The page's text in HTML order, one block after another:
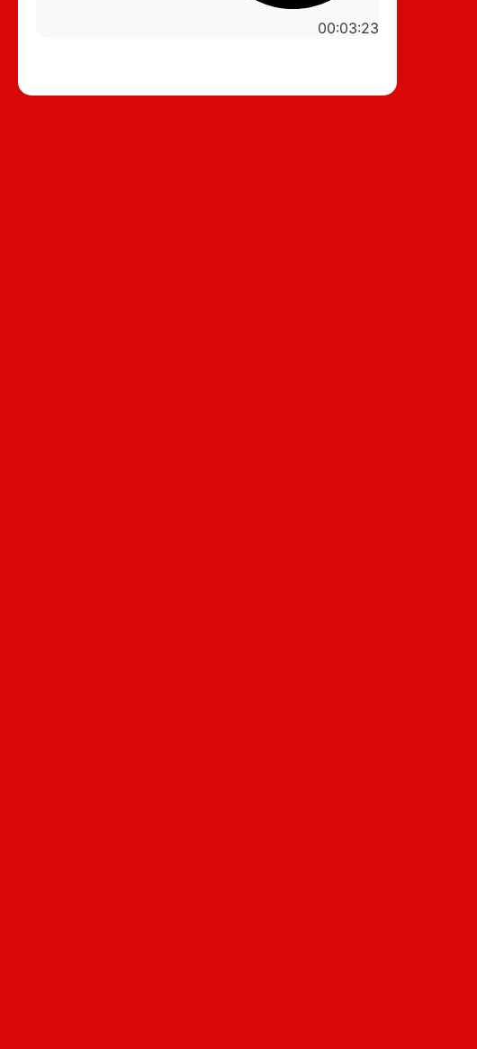
00:03:23